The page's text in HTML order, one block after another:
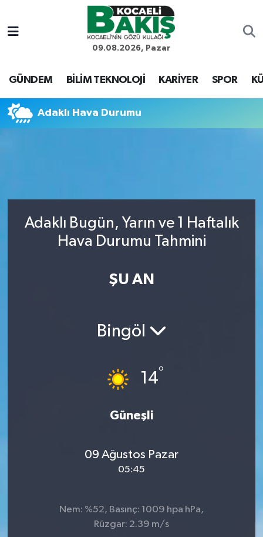
09.08.2026, Pazar
GÜNDEM BİLİM TEKNOLOJİ KARİYER SPOR
Adaklı Hava Durumu
Adaklı Bugün, Yarın ve 1 Haftalık
Hava Durumu Tahmini
ŞU AN
Bingöl
14°
Güneşli
09 Ağustos Pazar
05:45
Nem: %52, Basınç: 1009 hpa hPa,
Rüzgar: 2.39 m/s
Kocaeli Nöbetçi Eczaneler
Kocaeli Hava Durumu
Haber Arşivi